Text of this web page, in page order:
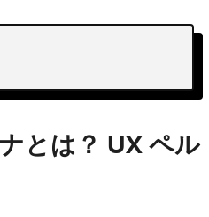
は？ UX ペルソナ
作り方
とは？ UX ペル